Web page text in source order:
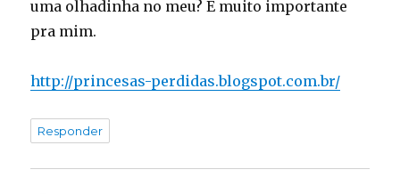
uma olhadinha no meu? É muito importante
pra mim.
http://princesas-perdidas.blogspot.com.br/
Responder